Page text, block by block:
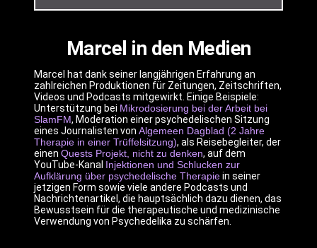
Marcel in den Medien
Marcel hat dank seiner langjährigen Erfahrung an
zahlreichen Produktionen für Zeitungen, Zeitschriften,
Videos und Podcasts mitgewirkt. Einige Beispiele:
Unterstützung bei Mikrodosierung bei der Arbeit bei
SlamFM, Moderation einer psychedelischen Sitzung
eines Journalisten von Algemeen Dagblad (2 Jahre
Therapie in einer Trüffelsitzung), als Reisebegleiter, der
einen Quests Projekt, nicht zu denken, auf dem
YouTube-Kanal Injektionen und Schlucken zur
Aufklärung über psychedelische Therapiein seiner
jetzigen Form sowie viele andere Podcasts und
Nachrichtenartikel, die hauptsächlich dazu dienen, das
Bewusstsein für die therapeutische und medizinische
Verwendung von Psychedelika zu schärfen.